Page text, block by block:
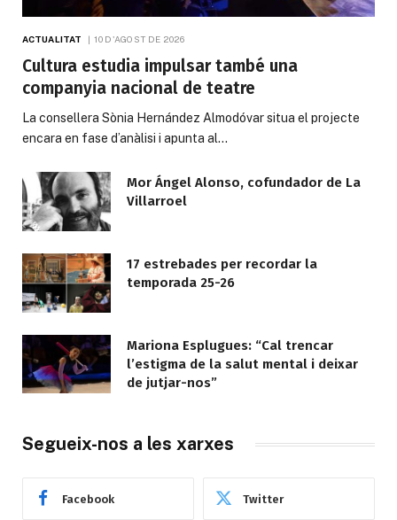
ACTUALITAT 10 D'AGOST DE 2026
Cultura estudia impulsar també una
companyia nacional de teatre
La consellera Sònia Hernández Almodóvar situa el projecte
encara en fase d’anàlisi i apunta al…
Mor Ángel Alonso, cofundador de La
Villarroel
17 estrebades per recordar la
temporada 25-26
Mariona Esplugues: “Cal trencar
l’estigma de la salut mental i deixar
de jutjar-nos”
Segueix-nos a les xarxes
Facebook Twitter